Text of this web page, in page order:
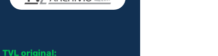
TVL original: